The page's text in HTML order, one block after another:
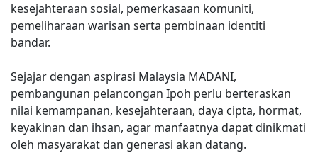
kesejahteraan sosial, pemerkasaan komuniti,
pemeliharaan warisan serta pembinaan identiti
bandar.
Sejajar dengan aspirasi Malaysia MADANI,
pembangunan pelancongan Ipoh perlu berteraskan
nilai kemampanan, kesejahteraan, daya cipta, hormat,
keyakinan dan ihsan, agar manfaatnya dapat dinikmati
oleh masyarakat dan generasi akan datang.